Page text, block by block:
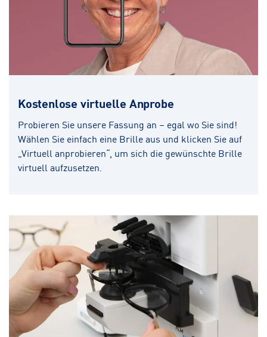
Kostenlose virtuelle Anprobe
Probieren Sie unsere Fassung an – egal wo Sie sind!
Wählen Sie einfach eine Brille aus und klicken Sie auf
„Virtuell anprobieren“, um sich die gewünschte Brille
virtuell aufzusetzen.